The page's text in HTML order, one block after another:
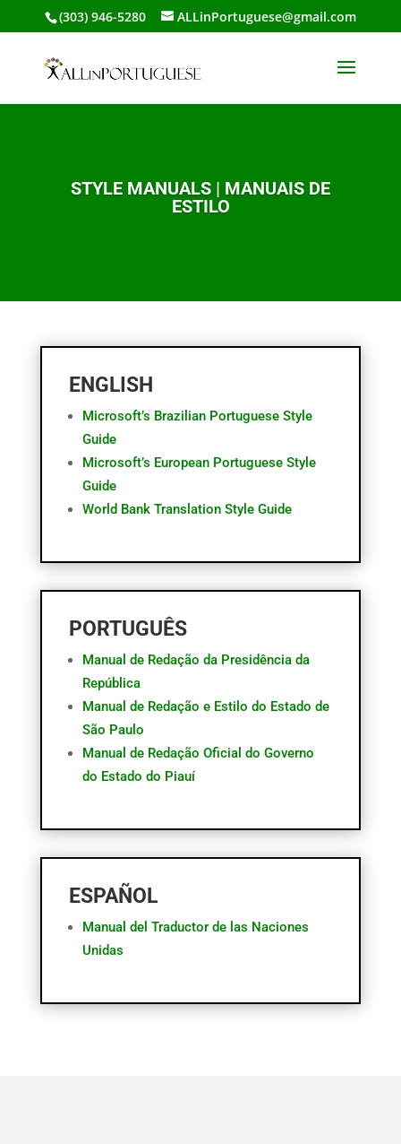
(303) 946-5280 ALLinPortuguese@gmail.com
STYLE MANUALS | MANUAIS DE
ESTILO
ENGLISH
Microsoft’s Brazilian Portuguese Style
Guide
Microsoft’s European Portuguese Style
Guide
World Bank Translation Style Guide
PORTUGUÊS
Manual de Redação da Presidência da
República
Manual de Redação e Estilo do Estado de
São Paulo
Manual de Redação Oficial do Governo
do Estado do Piauí
ESPAÑOL
Manual del Traductor de las Naciones
Unidas